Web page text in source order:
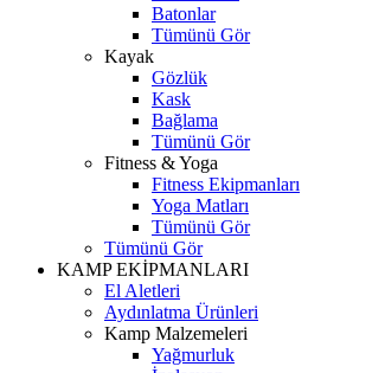
Batonlar
Tümünü Gör
Kayak
Gözlük
Kask
Bağlama
Tümünü Gör
Fitness & Yoga
Fitness Ekipmanları
Yoga Matları
Tümünü Gör
Tümünü Gör
KAMP EKİPMANLARI
El Aletleri
Aydınlatma Ürünleri
Kamp Malzemeleri
Yağmurluk